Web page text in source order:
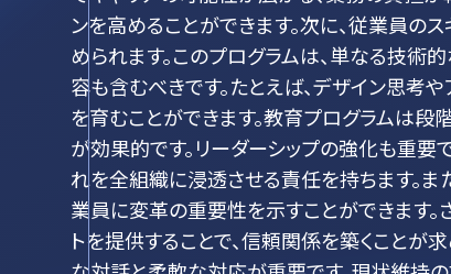
ンを高めることができます。次に、従業員
められます。このプログラムは、単なる技術
容も含むべきです。たとえば、デザイン思考
を育むことができます。教育プログラムは
が効果的です。リーダーシップの強化も重要
れを全組織に浸透させる責任を持ちます。
業員に変革の重要性を示すことができます
トを提供することで、信頼関係を築くことが